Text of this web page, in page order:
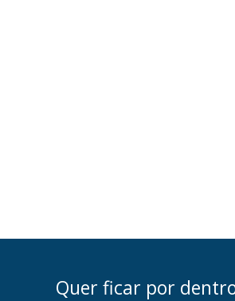
Quer ficar por